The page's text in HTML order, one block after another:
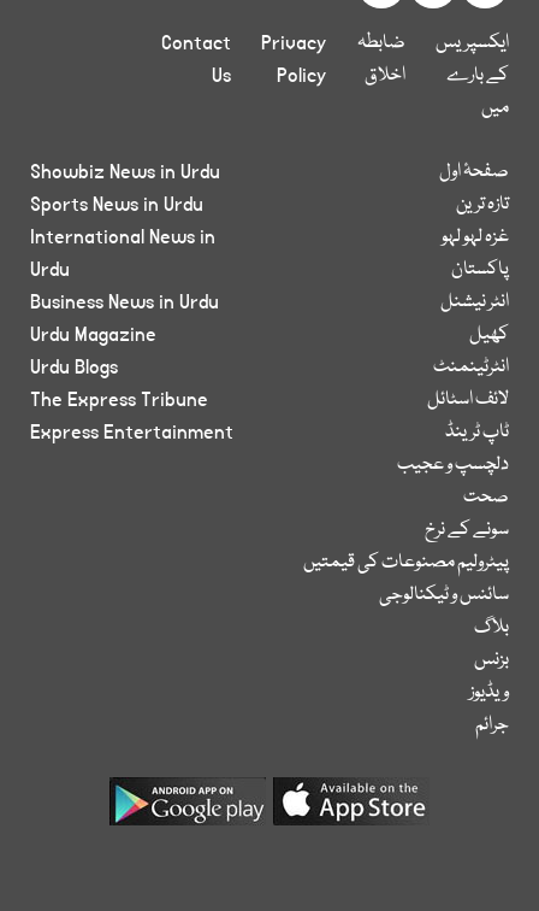
ایکسپریس
کے بارے
میں
ضابطہ
اخلاق
Privacy
Policy
Contact
Us
صفحۂ اول
تازہ ترین
غزہ لہو لہو
پاکستان
انٹر نیشنل
کھیل
انٹرٹینمنٹ
لائف اسٹائل
ٹاپ ٹرینڈ
دلچسپ و عجیب
صحت
سونے کے نرخ
پیٹرولیم مصنوعات کی قیمتیں
سائنس و ٹیکنالوجی
بلاگ
بزنس
ویڈیوز
جرائم
Showbiz News in Urdu
Sports News in Urdu
International News in
Urdu
Business News in Urdu
Urdu Magazine
Urdu Blogs
The Express Tribune
Express Entertainment